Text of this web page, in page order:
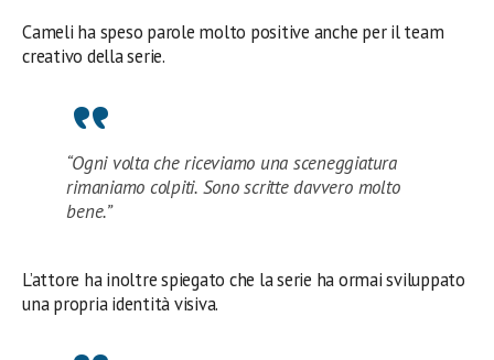
Cameli ha speso parole molto positive anche per il team
creativo della serie.
“Ogni volta che riceviamo una sceneggiatura
rimaniamo colpiti. Sono scritte davvero molto
bene.”
L’attore ha inoltre spiegato che la serie ha ormai sviluppato
una propria identità visiva.